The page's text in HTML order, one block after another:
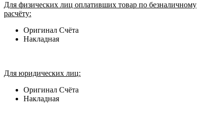
Для физических лиц оплативших товар по безналичному
расчёту:
Оригинал Счёта
Накладная
Для юридических лиц:
Оригинал Счёта
Накладная